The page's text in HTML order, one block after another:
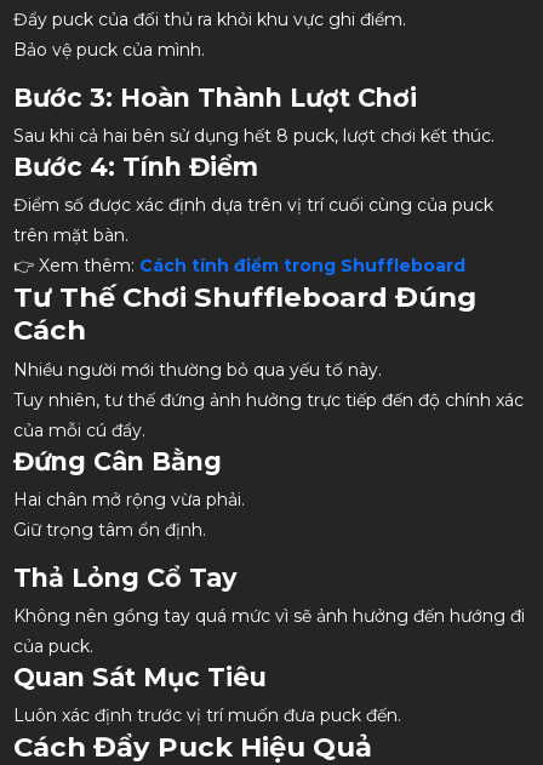
Đẩy puck của đối thủ ra khỏi khu vực ghi điểm.
Bảo vệ puck của mình.
Bước 3: Hoàn Thành Lượt Chơi
Sau khi cả hai bên sử dụng hết 8 puck, lượt chơi kết thúc.
Bước 4: Tính Điểm
Điểm số được xác định dựa trên vị trí cuối cùng của puck
trên mặt bàn.
👉 Xem thêm: Cách tính điểm trong Shuffleboard
Tư Thế Chơi Shuffleboard Đúng
Cách
Nhiều người mới thường bỏ qua yếu tố này.
Tuy nhiên, tư thế đứng ảnh hưởng trực tiếp đến độ chính xác
của mỗi cú đẩy.
Đứng Cân Bằng
Hai chân mở rộng vừa phải.
Giữ trọng tâm ổn định.
Thả Lỏng Cổ Tay
Không nên gồng tay quá mức vì sẽ ảnh hưởng đến hướng đi
của puck.
Quan Sát Mục Tiêu
Luôn xác định trước vị trí muốn đưa puck đến.
Cách Đẩy Puck Hiệu Quả